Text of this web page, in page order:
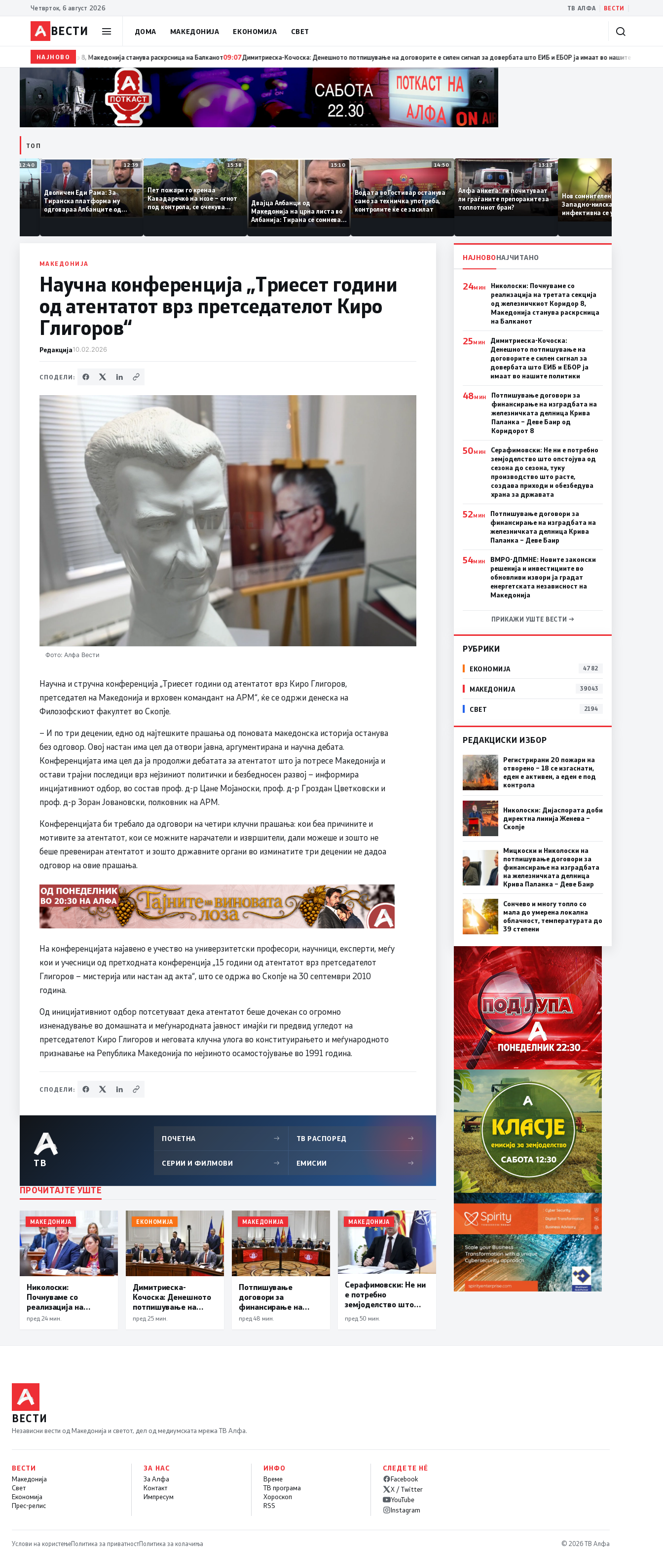
Четврток, 6 август 2026 ТВ АЛФА ВЕСТИ
ВЕСТИ ДОМА МАКЕДОНИЈА ЕКОНОМИЈА СВЕТ
НАЈНОВО09:08 Николоски: Почнуваме со реализација на третата секција од железничкиот Коридор 8, Македонија станува раскрсница на Балканот09:07Димитриеска-Кочоска: Денешното потпишување на
ТОП
12:40
во
12:39
Дволичен Еди Рама: За
Тиранска платформа му
одговараа Албанците од
Македонија, сега кога му гори
15:38
Пет пожари го кренаа
Кавадаречко на нозе – огнот
под контрола, се очекува
целосно гаснење
15:10
Двајца Албанци од
Македонија на црна листа во
Албанија: Тирана се сомнева
дека работеле за
терористички организации
14:50
Водата во Гостивар останува
само за техничка употреба,
контролите ќе се засилат
13:13
Алфа анкета: ги почитуваат
ли граѓаните препораките за
топлотниот бран?
Нов сомнителен случај од
Западно-нилска треска, на
инфективна се уште има
пациенти во критична
МАКЕДОНИЈА
Научна конференција „Триесет години
од атентатот врз претседателот Киро
Глигоров“
Редакција10.02.2026
СПОДЕЛИ:
Фото: Алфа Вести
Научна и стручна конференција „Триесет години од атентатот врз Киро Глигоров,
претседател на Македонија и врховен командант на АРМ“, ќе се одржи денеска на
Филозофскиот факултет во Скопје.
– И по три децении, едно од најтешките прашања од поновата македонска историја останува
без одговор. Овој настан има цел да отвори јавна, аргументирана и научна дебата.
Конференцијата има цел да ја продолжи дебатата за атентатот што ја потресе Македонија и
остави трајни последици врз нејзиниот политички и безбедносен развој – информира
инцијативниот одбор, во состав проф. д-р Цане Мојаноски, проф. д-р Гроздан Цветковски и
проф. д-р Зоран Јовановски, полковник на АРМ.
Конференцијата би требало да одговори на четири клучни прашања: кои беа причините и
мотивите за атентатот, кои се можните нарачатели и извршители, дали можеше и зошто не
беше превениран атентатот и зошто државните органи во изминатите три децении не дадоа
одговор на овие прашања.
На конференцијата најавено е учество на универзитетски професори, научници, експерти, меѓу
кои и учесници од претходната конференција „15 години од атентатот врз претседателот
Глигоров – мистерија или настан ад акта“, што се одржа во Скопје на 30 септември 2010
година.
Од иницијативниот одбор потсетуваат дека атентатот беше дочекан со огромно
изненадување во домашната и меѓународната јавност имајќи ги предвид угледот на
претседателот Киро Глигоров и неговата клучна улога во конституирањето и меѓународното
признавање на Република Македонија по нејзиното осамостојување во 1991 година.
СПОДЕЛИ:
ТВ
ПОЧЕТНА → ТВ РАСПОРЕД →
СЕРИИ И ФИЛМОВИ → ЕМИСИИ →
ПРОЧИТАЈТЕ УШТЕ
МАКЕДОНИЈА
Николоски:
Почнуваме со
реализација на
третата секција од
пред 24 мин.
ЕКОНОМИЈА
Димитриеска-
Кочоска: Денешното
потпишување на
договорите е силен
пред 25 мин.
МАКЕДОНИЈА
Потпишување
договори за
финансирање на
изградбата на
пред 48 мин.
МАКЕДОНИЈА
Серафимовски: Не ни
е потребно
земјоделство што
опстојува од сезона
до сезона, туку
пред 50 мин.
НАЈНОВОНАЈЧИТАНО
24МИН
Николоски: Почнуваме со
реализација на третата секција
од железничкиот Коридор 8,
Македонија станува раскрсница
на Балканот
25МИН
Димитриеска-Кочоска:
Денешното потпишување на
договорите е силен сигнал за
довербата што ЕИБ и ЕБОР ја
имаат во нашите политики
48МИН
Потпишување договори за
финансирање на изградбата на
железничката делница Крива
Паланка – Деве Баир од
Коридорот 8
50МИН
Серафимовски: Не ни е потребно
земјоделство што опстојува од
сезона до сезона, туку
производство што расте,
создава приходи и обезбедува
храна за државата
52МИН
Потпишување договори за
финансирање на изградбата на
железничката делница Крива
Паланка – Деве Баир
54МИН
ВМРО-ДПМНЕ: Новите законски
решенија и инвестициите во
обновливи извори ја градат
енергетската независност на
Македонија
ПРИКАЖИ УШТЕ ВЕСТИ →
РУБРИКИ
ЕКОНОМИЈА 4782
МАКЕДОНИЈА 39043
СВЕТ 2194
РЕДАКЦИСКИ ИЗБОР
Регистрирани 20 пожари на
отворено – 18 се изгаснати,
еден е активен, а еден е под
контрола
Николоски: Дијаспората доби
директна линија Женева –
Скопје
Мицкоски и Николоски на
потпишување договори за
финансирање на изградбата
на железничката делница
Крива Паланка – Деве Баир
Сончево и многу топло со
мала до умерена локална
облачност, температурата до
39 степени
ВЕСТИ
Независни вести од Македонија и светот, дел од медиумската мрежа ТВ Алфа.
ВЕСТИ
Македонија
Свет
Економија
Прес-релис
ЗА НАС
За Алфа
Контакт
Импресум
ИНФО
Време
ТВ програма
Хороскоп
RSS
СЛЕДЕТЕ НÉ
Facebook
X / Twitter
YouTube
Instagram
Услови на користењеПолитика за приватностПолитика за колачиња © 2026 ТВ Алфа